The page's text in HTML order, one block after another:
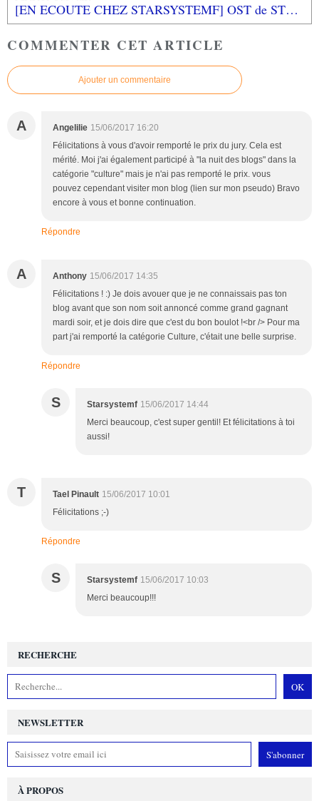
[EN ECOUTE CHEZ STARSYSTEMF] OST de STYX SHARDS OF DARKNESS de H-PI
COMMENTER CET ARTICLE
Ajouter un commentaire
A Angelilie 15/06/2017 16:20
Félicitations à vous d'avoir remporté le prix du jury. Cela est
mérité. Moi j'ai également participé à "la nuit des blogs" dans la
catégorie "culture" mais je n'ai pas remporté le prix. vous
pouvez cependant visiter mon blog (lien sur mon pseudo) Bravo
encore à vous et bonne continuation.
Répondre
A Anthony 15/06/2017 14:35
Félicitations ! :) Je dois avouer que je ne connaissais pas ton
blog avant que son nom soit annoncé comme grand gagnant
mardi soir, et je dois dire que c'est du bon boulot !<br /> Pour ma
part j'ai remporté la catégorie Culture, c'était une belle surprise.
Répondre
S Starsystemf 15/06/2017 14:44
Merci beaucoup, c'est super gentil! Et félicitations à toi
aussi!
T Tael Pinault 15/06/2017 10:01
Félicitations ;-)
Répondre
S Starsystemf 15/06/2017 10:03
Merci beaucoup!!!
NEWSLETTER
RECHERCHE
À PROPOS